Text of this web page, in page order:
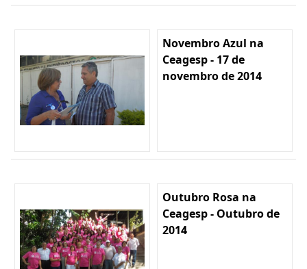
Novembro Azul na
Ceagesp - 17 de
novembro de 2014
Outubro Rosa na
Ceagesp - Outubro de
2014